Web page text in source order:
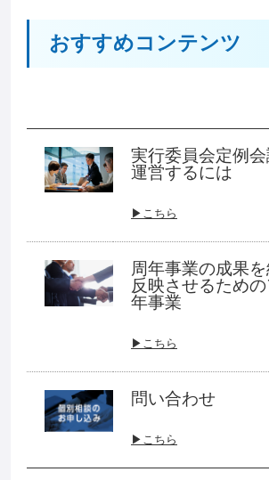
おすすめコンテンツ
実行委員会定例
運営するには
▶こちら
周年事業の成果
反映させるため
年事業
▶こちら
問い合わせ
▶こちら